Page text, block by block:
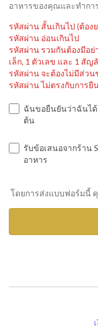
อาหารของคุณและทำกา
รหัสผ่าน สั้นเกินไป (ต้อง
รหัสผ่าน อ่อนเกินไป
รหัสผ่าน รวมกันต้องมีอ
เล็ก, 1 ตัวเลข และ 1 สั
รหัสผ่าน จะต้องไม่มีส่วน
รหัสผ่าน ไม่ตรงกับการยื
ฉันขอยืนยันว่าฉันได้
ต้น
รับข้อเสนอจากร้าน
อาหาร
โดยการส่งแบบฟอร์มนี้